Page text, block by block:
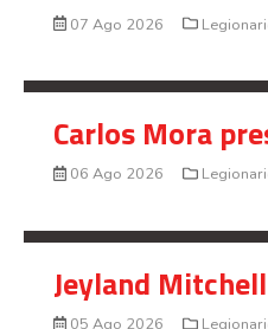
07 Ago 2026
Carlos Mora
06 Ago 2026
Jeyland
05 Ago 2026